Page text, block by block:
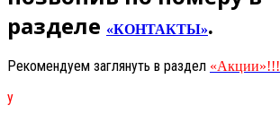
разделе «КОНТАКТЫ».
Рекомендуем заглянуть в раздел «Акции»!!!
у